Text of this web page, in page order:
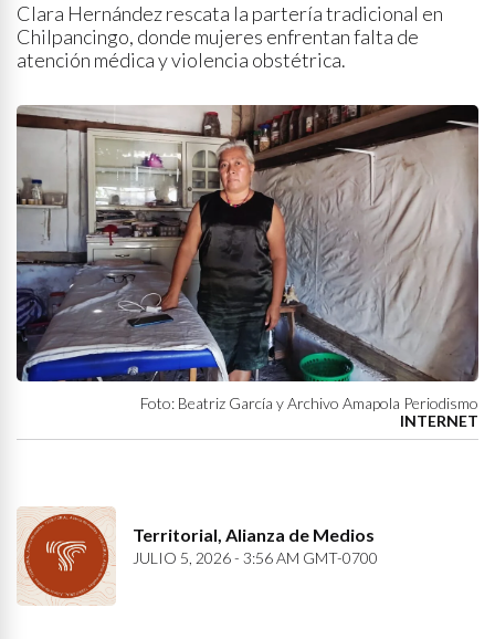
Clara Hernández rescata la partería tradicional en
Chilpancingo, donde mujeres enfrentan falta de
atención médica y violencia obstétrica.
Foto: Beatriz García y Archivo Amapola Periodismo
INTERNET
Territorial, Alianza de Medios
JULIO 5, 2026 - 3:56 AM GMT-0700